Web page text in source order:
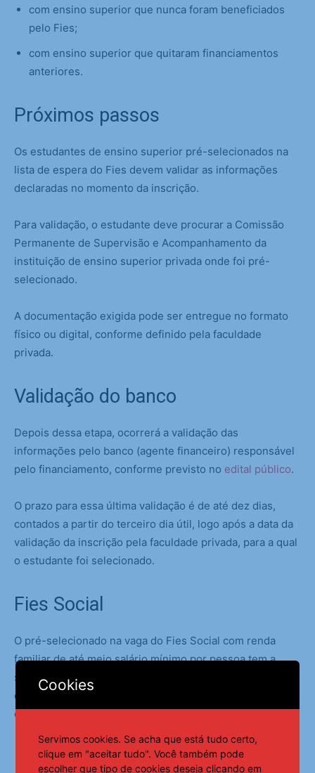
com ensino superior que nunca foram beneficiados
pelo Fies;
com ensino superior que quitaram financiamentos
anteriores.
Próximos passos
Os estudantes de ensino superior pré-selecionados na
lista de espera do Fies devem validar as informações
declaradas no momento da inscrição.​​
​​Para validação, o estudante deve procurar a Comissão
Permanente de Supervisão e Acompanhamento da
instituição de ensino superior privada onde foi pré-
selecionado.
A documentação exigida pode ser entregue no formato
físico ou digital, conforme definido pela faculdade
privada.
Validação do banco
Depois dessa etapa, ocorrerá a validação das
informações pelo banco (agente financeiro) responsável
pelo financiamento, conforme previsto no edital público.
O prazo para essa última validação é de até dez dias,
contados a partir do terceiro dia útil, logo após a data da
validação da inscrição pela faculdade privada, para a qual
o estudante foi selecionado.
Fies Social
O pré-selecionado na vaga do Fies Social com renda
familiar de até meio salário mínimo por pessoa tem a
situação distinta. Neste caso, o estudante não precisa
comprovar a renda familiar junto à Comissão Permanente
de Supervisão e Acompanhamento da instituição privada.
Fies
Cookies
Servimos cookies. Se acha que está tudo certo,
clique em "aceitar tudo". Você também pode
escolher que tipo de cookies deseja clicando em